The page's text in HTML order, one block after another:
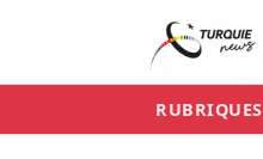
RUBRIQUES